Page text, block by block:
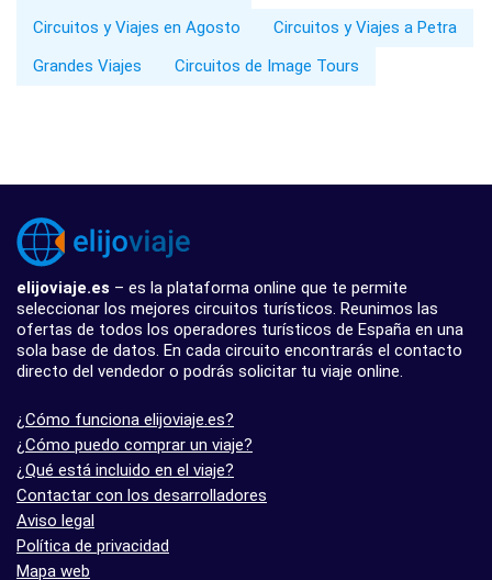
Circuitos y Viajes en Agosto
Circuitos y Viajes a Petra
Grandes Viajes
Circuitos de Image Tours
elijoviaje.es – es la plataforma online que te permite
seleccionar los mejores circuitos turísticos. Reunimos las
ofertas de todos los operadores turísticos de España en una
sola base de datos. En cada circuito encontrarás el contacto
directo del vendedor o podrás solicitar tu viaje online.
¿Cómo funciona elijoviaje.es?
¿Cómo puedo comprar un viaje?
¿Qué está incluido en el viaje?
Contactar con los desarrolladores
Aviso legal
Política de privacidad
Mapa web